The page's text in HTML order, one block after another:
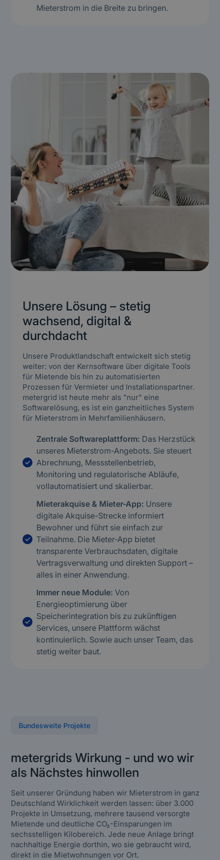
Mieterstrom in die Breite zu bringen.
Unsere Lösung – stetig
wachsend, digital &
durchdacht
Unsere Produktlandschaft entwickelt sich stetig
weiter: von der Kernsoftware über digitale Tools
für Mietende bis hin zu automatisierten
Prozessen für Vermieter und Installationspartner.
metergrid ist heute mehr als "nur" eine
Softwarelösung, es ist ein ganzheitliches System
für Mieterstrom in Mehrfamilienhäusern.
Zentrale Softwareplattform: Das Herzstück
unseres Mieterstrom-Angebots. Sie steuert
Abrechnung, Messstellenbetrieb,
Monitoring und regulatorische Abläufe,
vollautomatisiert und skalierbar.
Mieterakquise & Mieter-App: Unsere
digitale Akquise-Strecke informiert
Bewohner und führt sie einfach zur
Teilnahme. Die Mieter-App bietet
transparente Verbrauchsdaten, digitale
Vertragsverwaltung und direkten Support –
alles in einer Anwendung.
Immer neue Module: Von
Energieoptimierung über
Speicherintegration bis zu zukünftigen
Services, unsere Plattform wächst
kontinuierlich. Sowie auch unser Team, das
stetig weiter baut.
Bundesweite Projekte
metergrids Wirkung - und wo wir
als Nächstes hinwollen
Seit unserer Gründung haben wir Mieterstrom in ganz
Deutschland Wirklichkeit werden lassen: über 3.000
Projekte in Umsetzung, mehrere tausend versorgte
Mietende und deutliche CO₂-Einsparungen im
sechsstelligen Kilobereich. Jede neue Anlage bringt
nachhaltige Energie dorthin, wo sie gebraucht wird,
direkt in die Mietwohnungen vor Ort.